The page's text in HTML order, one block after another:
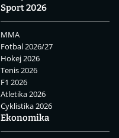
Sport 2026
MMA
Fotbal 2026/27
Hokej 2026
Tenis 2026
F1 2026
Atletika 2026
Cyklistika 2026
Ekonomika